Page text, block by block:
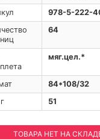
978-5-222-
64
мяг.цел.*
84*108/32
51
ТОВАРА НЕТ НА